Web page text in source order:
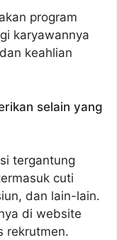
program
karyawannya
keahlian
selain yang
tergantung
cuti
dan lain-lain.
di website
rekrutmen.